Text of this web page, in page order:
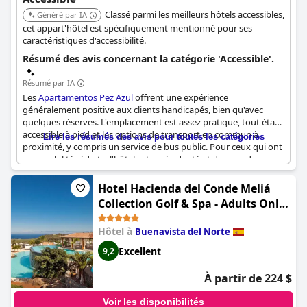
Généré par IA
Classé parmi les meilleurs hôtels accessibles,
cet appart'hôtel est spécifiquement mentionné pour ses
caractéristiques d'accessibilité.
Résumé des avis concernant la catégorie 'Accessible'.
Résumé par IA
LesApartamentos Pez Azuloffrent une expérience
généralement positive aux clients handicapés, bien qu'avec
quelques réserves. L'emplacement est assez pratique, tout étant
accessible à pied et les options de transport en commun à
proximité, y compris un service de bus public. Pour ceux qui ont
une mobilité réduite, l'hôtel est jugé adapté et dispose de
chambres accessibles et d'ascenseurs. Les installations sont
bonnes et la piscine est également accessible, bien que des
améliorations soient nécessaires pour remédier à une rampe
glissante et à l'absence d'une chaise adaptée et d'un maître-
nageur.
Les clients ont fait des commentaires favorables sur le
personnel amical et serviable, soulignant la gentillesse des
réceptionnistes et des serveurs. Des chambres propres et la
proximité des épiceries et des restaurants ajoutent à la
commodité, et les courtes promenades vers la plage et le
Lire les résumés des avis pour toutes les catégories
Hotel Hacienda del Conde Meliá
Collection Golf & Spa - Adults Only
(Hacienda del Conde member of
Meliá Collection Golf and Spa -
Adults only - Small Luxury Hotel of
the World)
Hôtel à Buenavista del Norte
9,2 Excellent
À partir de 224 $
Voir les disponibilités